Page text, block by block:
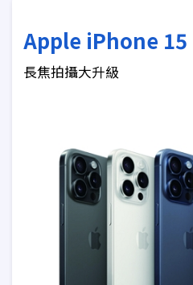
Apple iPhone 15
長焦拍攝大升級